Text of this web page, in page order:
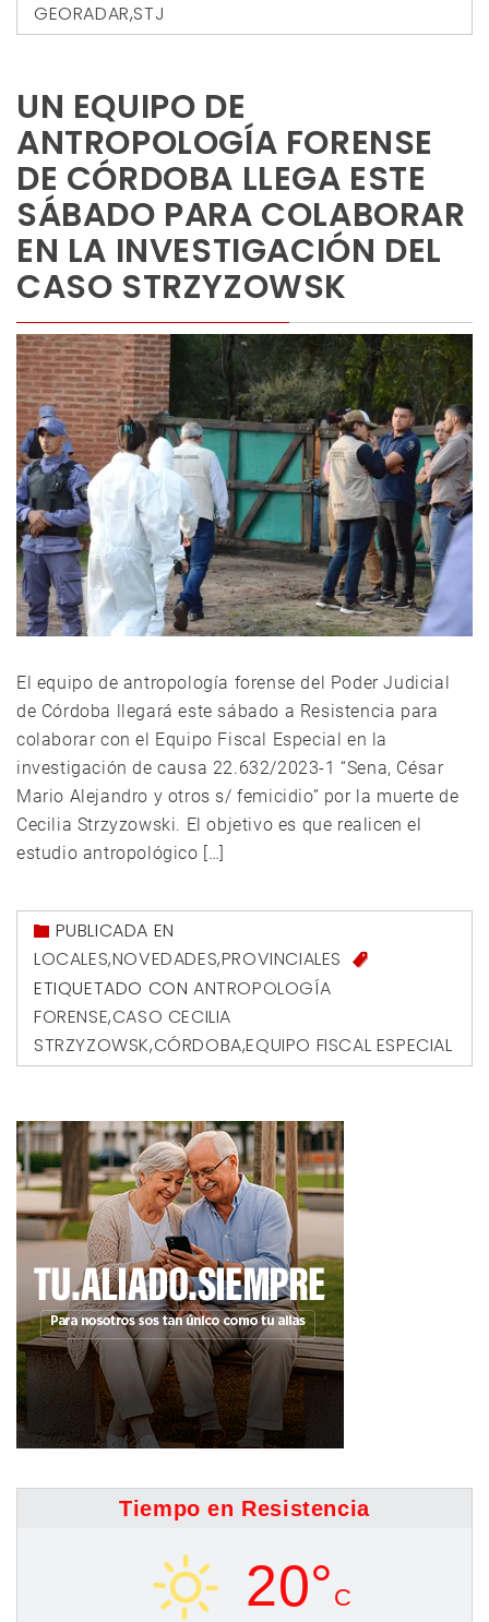
GEORADAR,STJ
UN EQUIPO DE
ANTROPOLOGÍA FORENSE
DE CÓRDOBA LLEGA ESTE
SÁBADO PARA COLABORAR
EN LA INVESTIGACIÓN DEL
CASO STRZYZOWSK
El equipo de antropología forense del Poder Judicial
de Córdoba llegará este sábado a Resistencia para
colaborar con el Equipo Fiscal Especial en la
investigación de causa 22.632/2023-1 “Sena, César
Mario Alejandro y otros s/ femicidio” por la muerte de
Cecilia Strzyzowski. El objetivo es que realicen el
estudio antropológico […]
PUBLICADA EN
LOCALES,NOVEDADES,PROVINCIALES
ETIQUETADO CON ANTROPOLOGÍA
FORENSE,CASO CECILIA
STRZYZOWSK,CÓRDOBA,EQUIPO FISCAL ESPECIAL
Tiempo en Resistencia
20° C